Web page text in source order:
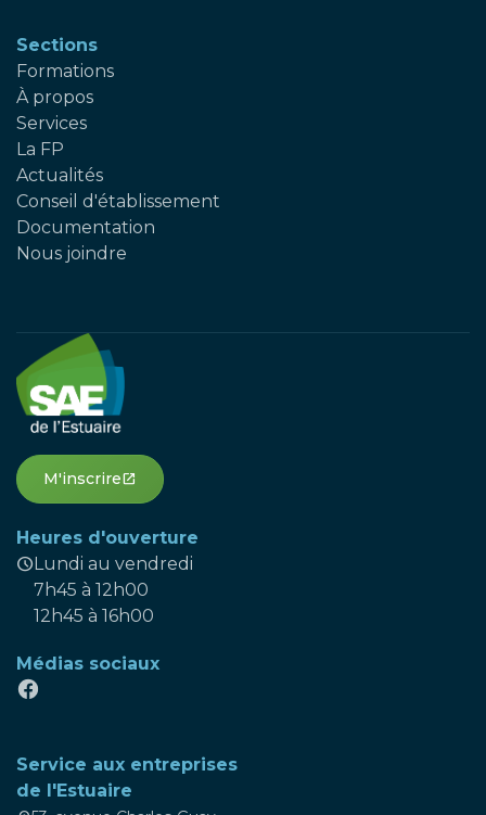
Sections
Formations
À propos
Services
La FP
Actualités
Conseil d'établissement
Documentation
Nous joindre
M'inscrireopen_in_new
Heures d'ouverture
scheduleLundi au vendredi
7h45 à 12h00
12h45 à 16h00
Médias sociaux
Service aux entreprises
de l'Estuaire